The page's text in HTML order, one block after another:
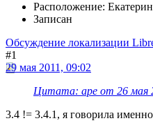
Расположение:
Записан
Обсуждение локализации
#1
29 мая 2011, 09:02
Цитата: ape от 26 мая
3.4 != 3.4.1, я говорила